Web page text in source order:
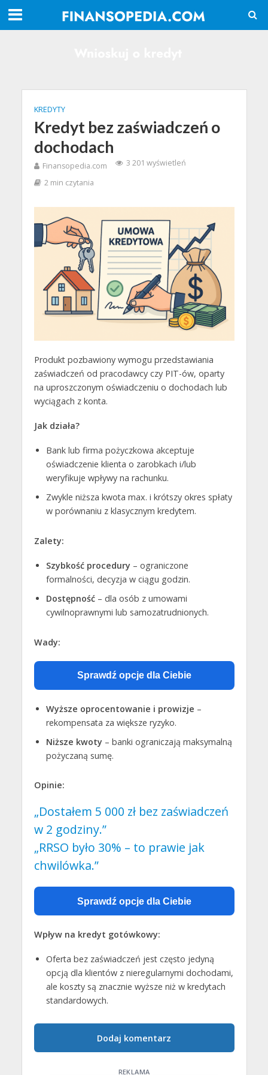
KREDYTY
Kredyt bez zaświadczeń o
dochodach
Finansopedia.com
3 201 wyświetleń
2 min czytania
Produkt pozbawiony wymogu przedstawiania
zaświadczeń od pracodawcy czy PIT-ów, oparty
na uproszczonym oświadczeniu o dochodach lub
wyciągach z konta.
Jak działa?
Bank lub firma pożyczkowa akceptuje
oświadczenie klienta o zarobkach i/lub
weryfikuje wpływy na rachunku.
Zwykle niższa kwota max. i krótszy okres spłaty
w porównaniu z klasycznym kredytem.
Zalety:
Szybkość procedury– ograniczone
formalności, decyzja w ciągu godzin.
Dostępność– dla osób z umowami
cywilnoprawnymi lub samozatrudnionych.
Wady:
Sprawdź opcje dla Ciebie
Wyższe oprocentowanie i prowizje –
rekompensata za większe ryzyko.
Niższe kwoty– banki ograniczają maksymalną
pożyczaną sumę.
Opinie:
„Dostałem 5 000 zł bez zaświadczeń
w 2 godziny.”
„RRSO było 30% – to prawie jak
chwilówka.”
Sprawdź opcje dla Ciebie
Wpływ na kredyt gotówkowy:
Oferta bez zaświadczeń jest często jedyną
opcją dla klientów z nieregularnymi dochodami,
ale koszty są znacznie wyższe niż w kredytach
standardowych.
Dodaj komentarz
REKLAMA